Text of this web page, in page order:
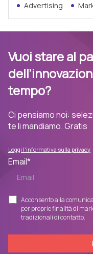
Advertising
Vuoi stare al
tempo?
Ci pensiamo noi:
te li mandiamo. Gratis
Leggi l'informativa sulla privacy
Email*
Acconsento alla
per proprie finalità di
tradizionali di contatto.